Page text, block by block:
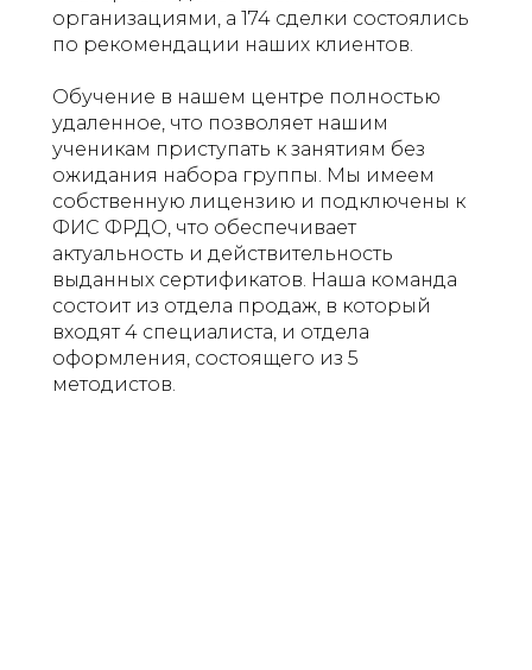
организациями, а 174 сделки состоялись
по рекомендации наших клиентов.
Обучение в нашем центре полностью
удаленное, что позволяет нашим
ученикам приступать к занятиям без
ожидания набора группы. Мы имеем
собственную лицензию и подключены к
ФИС ФРДО, что обеспечивает
актуальность и действительность
выданных сертификатов. Наша команда
состоит из отдела продаж, в который
входят 4 специалиста, и отдела
оформления, состоящего из 5
методистов.